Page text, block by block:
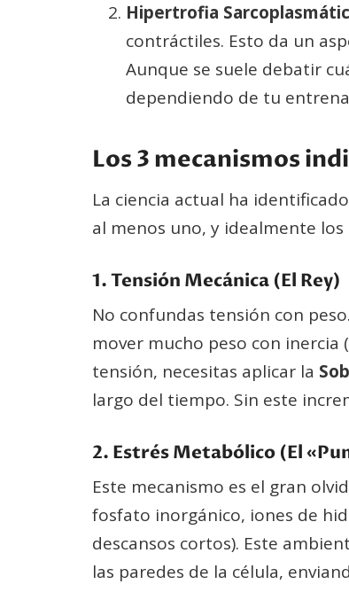
Hipertrofia
contráctiles. Esto da un
Aunque se suele debatir
dependiendo de tu
Los 3 mecanismos
La ciencia actual ha
al menos uno, y idealmente
1. Tensión Mecánica (El Rey)
No confundas tensión con
mover mucho peso con inercia
tensión, necesitas aplicar la
largo del tiempo. Sin este
2. Estrés Metabólico (El
Este mecanismo es el gran
fosfato inorgánico, iones de
descansos cortos). Este
las paredes de la célula,